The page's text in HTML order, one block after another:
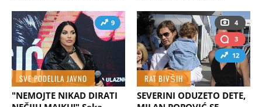
9
SVE PODELILA JAVNO
"NEMOJTE NIKAD DIRATI
4
3
12
RAT BIVŠIH
SEVERINI ODUZETO DETE,